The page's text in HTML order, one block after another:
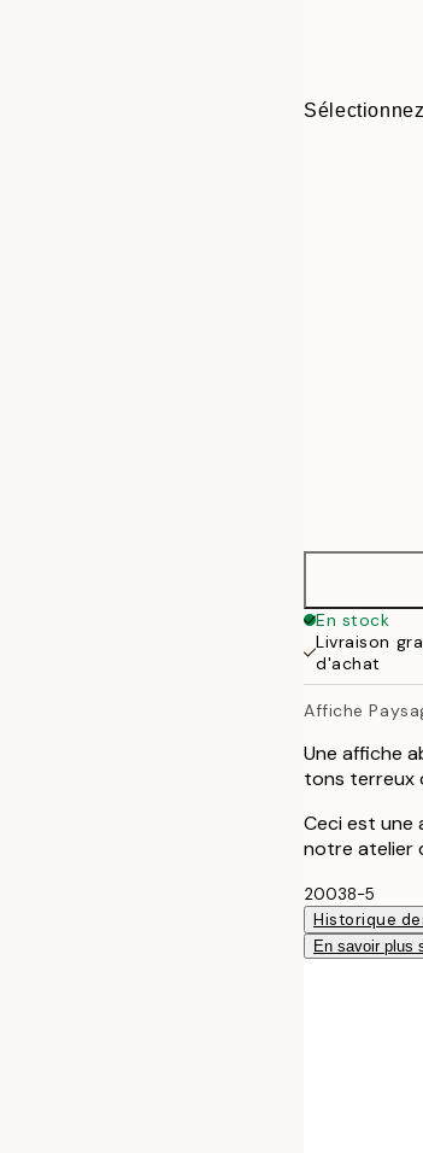
50x70
En stock
Livraison
d'achat
Affiche
Une affiche
tons terreux
Ceci est une
notre atelier
20038-5
Historique
En savoir plus